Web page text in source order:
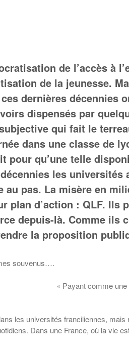
de l’accès à
de la jeunesse.
dernières décennies
dispensés par
qui fait le
dans une classe de
pour qu’une telle
les
pas. La misère en
plan d’action : QLF.
depuis-là. Comme
la proposition
souvenus….
« Payant comme
les universités franciliennes,
Dans une France, où la vie